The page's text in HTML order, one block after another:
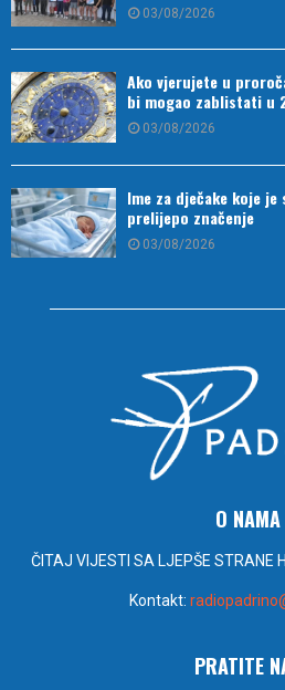
03/08/2026
Ako vjerujete u
bi mogao zablistati u
03/08/2026
Ime za dječake koje
prelijepo značenje
03/08/2026
O NAMA
ČITAJ VIJESTI SA LJEPŠE STRANE
Kontakt:
PRATITE